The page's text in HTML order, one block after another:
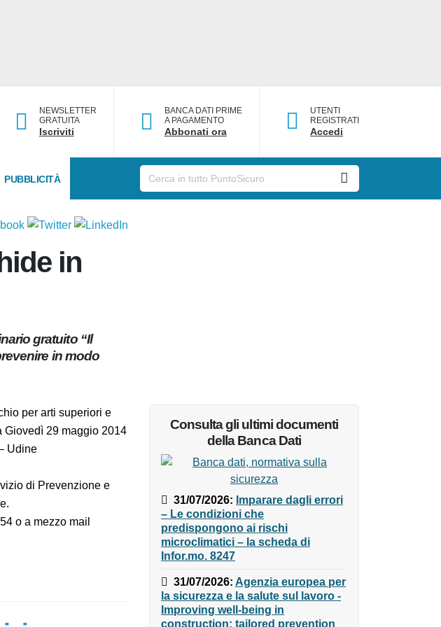
NEWSLETTER
GRATUITA
Iscriviti
BANCA DATI PRIME
A PAGAMENTO
Abbonati ora
UTENTI
REGISTRATI
Accedi
PUBBLICITÀ
e
gratuito “Il
prevenire in
rischio per arti
che si terrà
Sicurezza, via Bison
di Prevenzione
o a mezzo mail
Consulta gli ultimi documenti
della Banca Dati
31/07/2026:Imparare dagli
errori – Le condizioni che
predispongono ai rischi
microclimatici – la scheda di
Infor.mo. 8247
31/07/2026:Agenzia europea
per la sicurezza e la salute sul
lavoro - Improving well-being in